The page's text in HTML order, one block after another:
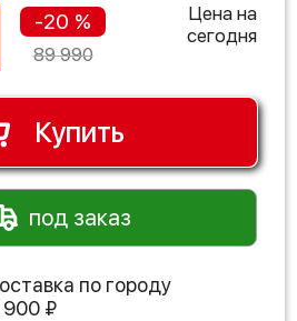
-20 %
89 990
Цена на
сегодня
Купить
под заказ
по городу
900 ₽